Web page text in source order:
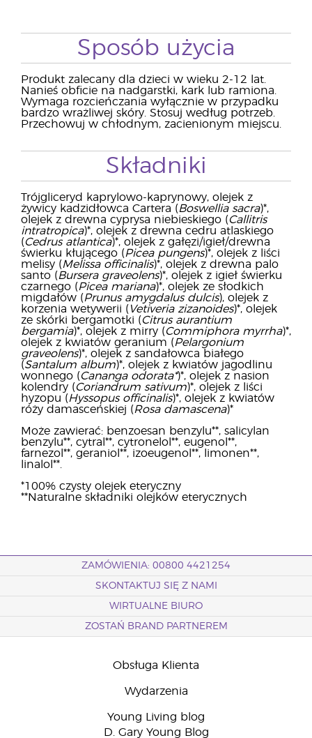
Sposób użycia
Produkt zalecany dla dzieci w wieku 2-12 lat.
Nanieś obficie na nadgarstki, kark lub ramiona.
Wymaga rozcieńczania wyłącznie w przypadku
bardzo wrażliwej skóry. Stosuj według potrzeb.
Przechowuj w chłodnym, zacienionym miejscu.
Składniki
Trójgliceryd kaprylowo-kaprynowy, olejek z
żywicy kadzidłowca Cartera (Boswellia sacra)*,
olejek z drewna cyprysa niebieskiego (Callitris
intratropica)*, olejek z drewna cedru atlaskiego
(Cedrus atlantica)*, olejek z gałęzi/igieł/drewna
świerku kłującego (Picea pungens)*, olejek z liści
melisy (Melissa officinalis)*, olejek z drewna palo
santo (Bursera graveolens)*, olejek z igieł świerku
czarnego (Picea mariana)*, olejek ze słodkich
migdałów (Prunus amygdalus dulcis), olejek z
korzenia wetywerii ( Vetiveria zizanoides)*, olejek
ze skórki bergamotki (Citrus aurantium
bergamia)*, olejek z mirry (Commiphora myrrha)*,
olejek z kwiatów geranium (Pelargonium
graveolens)*, olejek z sandałowca białego
(Santalum album)*, olejek z kwiatów jagodlinu
wonnego (Cananga odorata*)*, olejek z nasion
kolendry (Coriandrum sativum)*, olejek z liści
hyzopu (Hyssopus officinalis)*, olejek z kwiatów
róży damasceńskiej (Rosa damascena)*
Może zawierać: benzoesan benzylu**, salicylan
benzylu**, cytral**, cytronelol**, eugenol**,
farnezol**, geraniol**, izoeugenol**, limonen**,
linalol**.
*100% czysty olejek eteryczny
**Naturalne składniki olejków eterycznych
ZAMÓWIENIA: 00800 4421254
SKONTAKTUJ SIĘ Z NAMI
WIRTUALNE BIURO
ZOSTAŃ BRAND PARTNEREM
Obsługa Klienta
Wydarzenia
Young Living blog
D. Gary Young Blog